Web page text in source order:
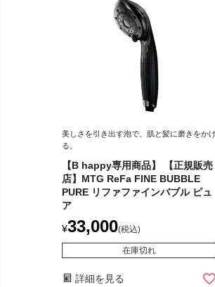
美しさを引き出す泡で、肌と髪に磨きをかけ
る。
【B happy専用商品】 【正規販売
店】MTG ReFa FINE BUBBLE
PURE リファファインバブル ピュ
ア
¥33,000 税込
在庫切れ
詳細を見る